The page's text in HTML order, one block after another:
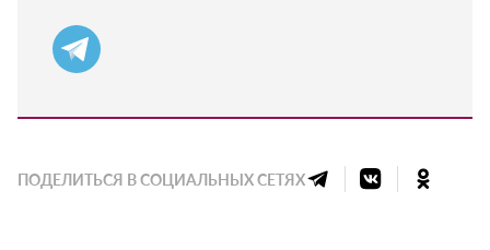
ПОДЕЛИТЬСЯ В СОЦИАЛЬНЫХ СЕТЯХ